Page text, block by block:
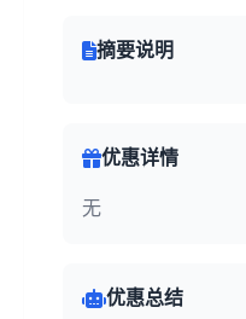
摘要说明
优惠详情
无
优惠总结